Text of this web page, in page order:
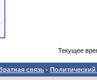
Текущее
связь -